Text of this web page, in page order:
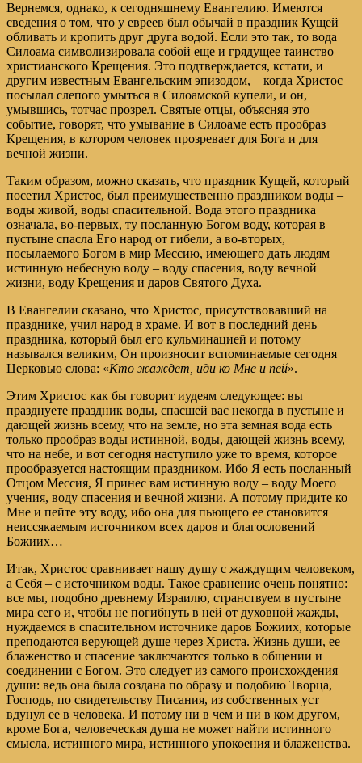
Вернемся, однако, к сегодняшнему Евангелию. Имеются
сведения о том, что у евреев был обычай в праздник Кущей
обливать и кропить друг друга водой. Если это так, то вода
Силоама символизировала собой еще и грядущее таинство
христианского Крещения. Это подтверждается, кстати, и
другим известным Евангельским эпизодом, – когда Христос
посылал слепого умыться в Силоамской купели, и он,
умывшись, тотчас прозрел. Святые отцы, объясняя это
событие, говорят, что умывание в Силоаме есть прообраз
Крещения, в котором человек прозревает для Бога и для
вечной жизни.
Таким образом, можно сказать, что праздник Кущей, который
посетил Христос, был преимущественно праздником воды –
воды живой, воды спасительной. Вода этого праздника
означала, во-первых, ту посланную Богом воду, которая в
пустыне спасла Его народ от гибели, а во-вторых,
посылаемого Богом в мир Мессию, имеющего дать людям
истинную небесную воду – воду спасения, воду вечной
жизни, воду Крещения и даров Святого Духа.
В Евангелии сказано, что Христос, присутствовавший на
празднике, учил народ в храме. И вот в последний день
праздника, который был его кульминацией и потому
назывался великим, Он произносит вспоминаемые сегодня
Церковью слова: «Кто жаждет, иди ко Мне и пей».
Этим Христос как бы говорит иудеям следующее: вы
празднуете праздник воды, спасшей вас некогда в пустыне и
дающей жизнь всему, что на земле, но эта земная вода есть
только прообраз воды истинной, воды, дающей жизнь всему,
что на небе, и вот сегодня наступило уже то время, которое
прообразуется настоящим праздником. Ибо Я есть посланный
Отцом Мессия, Я принес вам истинную воду – воду Моего
учения, воду спасения и вечной жизни. А потому придите ко
Мне и пейте эту воду, ибо она для пьющего ее становится
неиссякаемым источником всех даров и благословений
Божиих…
Итак, Христос сравнивает нашу душу с жаждущим человеком,
а Себя – с источником воды. Такое сравнение очень понятно:
все мы, подобно древнему Израилю, странствуем в пустыне
мира сего и, чтобы не погибнуть в ней от духовной жажды,
нуждаемся в спасительном источнике даров Божиих, которые
преподаются верующей душе через Христа. Жизнь души, ее
блаженство и спасение заключаются только в общении и
соединении с Богом. Это следует из самого происхождения
души: ведь она была создана по образу и подобию Творца,
Господь, по свидетельству Писания, из собственных уст
вдунул ее в человека. И потому ни в чем и ни в ком другом,
кроме Бога, человеческая душа не может найти истинного
смысла, истинного мира, истинного упокоения и блаженства.